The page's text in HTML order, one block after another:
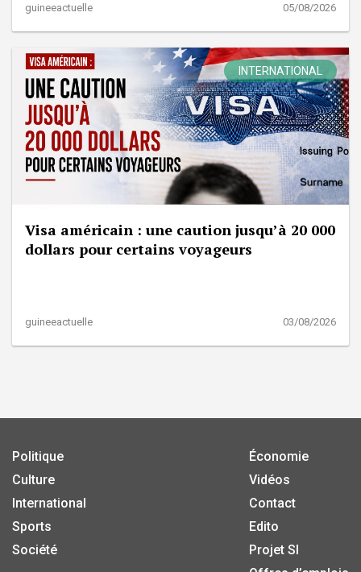
guineeactuelle 05/08/2026
INTERNATIONAL
Visa américain : une caution jusqu’à 20 000
dollars pour certains voyageurs
guineeactuelle 03/08/2026
Politique
Culture
International
Sports
Société
Économie
Vidéos
Contact
Edito
Projet SI